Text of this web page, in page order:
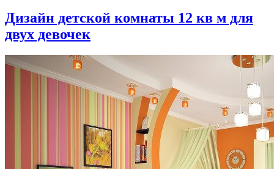
Дизайн детской комнаты 12 кв м для
двух девочек